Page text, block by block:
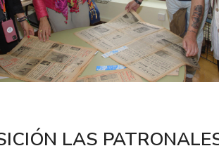
LAS